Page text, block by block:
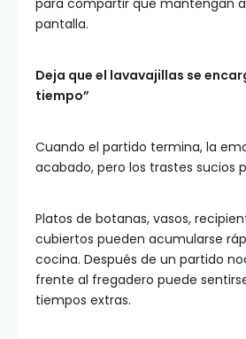
para compartir que mantengan
pantalla.
Deja que el lavavajillas se
tiempo”
Cuando el partido termina, la
acabado, pero los trastes sucios
Platos de botanas, vasos,
cubiertos pueden acumularse
cocina. Después de un partido
frente al fregadero puede
tiempos extras.